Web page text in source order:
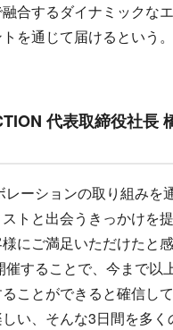
合するダイナミックな
を通じて届けるという。
代表取締役社長
レーションの取り組みを
トと出会うきっかけを
にご満足いただけたと
催することで、今まで以
ことができると確信し
い、そんな3日間を多